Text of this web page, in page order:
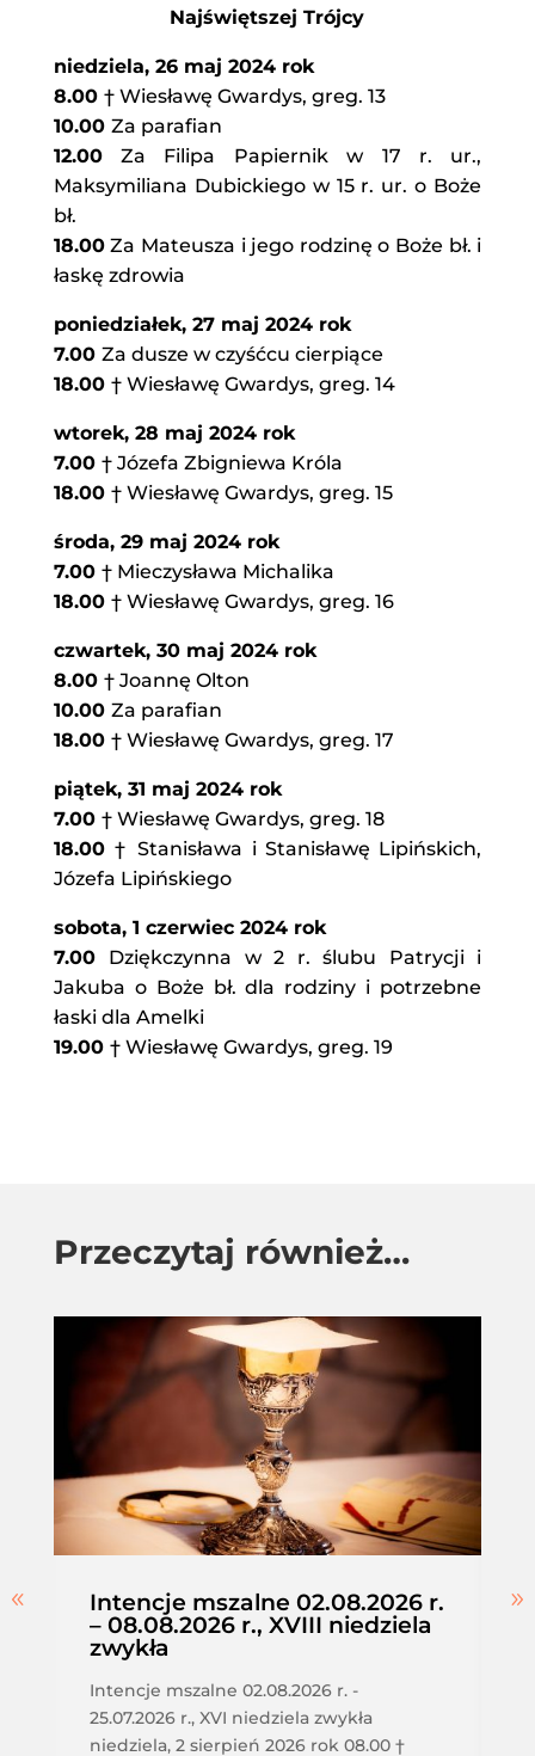
Najświętszej Trójcy
niedziela, 26 maj 2024 rok
8.00 † Wiesławę Gwardys, greg. 13
10.00 Za parafian
12.00Za Filipa Papiernik w 17 r. ur.,
Maksymiliana Dubickiego w 15 r. ur. o Boże
bł.
18.00Za Mateusza i jego rodzinę o Boże bł. i
łaskę zdrowia
poniedziałek, 27 maj 2024 rok
7.00 Za dusze w czyśćcu cierpiące
18.00 † Wiesławę Gwardys, greg. 14
wtorek, 28 maj 2024 rok
7.00 † Józefa Zbigniewa Króla
18.00 † Wiesławę Gwardys, greg. 15
środa, 29 maj 2024 rok
7.00 † Mieczysława Michalika
18.00 † Wiesławę Gwardys, greg. 16
czwartek, 30 maj 2024 rok
8.00 † Joannę Olton
10.00 Za parafian
18.00 † Wiesławę Gwardys, greg. 17
piątek, 31 maj 2024 rok
7.00 † Wiesławę Gwardys, greg. 18
18.00† Stanisława i Stanisławę Lipińskich,
Józefa Lipińskiego
sobota, 1 czerwiec 2024 rok
7.00 Dziękczynna w 2 r. ślubu Patrycji i
Jakuba o Boże bł. dla rodziny i potrzebne
łaski dla Amelki
19.00 † Wiesławę Gwardys, greg. 19
Przeczytaj również…
Intencje mszalne 02.08.2026 r.
– 08.08.2026 r., XVIII niedziela
zwykła
Intencje mszalne 02.08.2026 r. -
25.07.2026 r., XVI niedziela zwykła
niedziela, 2 sierpień 2026 rok 08.00 †